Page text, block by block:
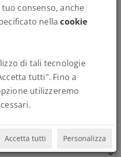
BERLINO
consenso, anche
nellacookie
di tali tecnologie
tutti". Fino a
utilizzeremo
Accetta tutti Personalizza